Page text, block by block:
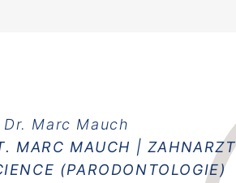
Marc Mauch
MARC MAUCH | ZAHNARZT
(PARODONTOLOGIE)